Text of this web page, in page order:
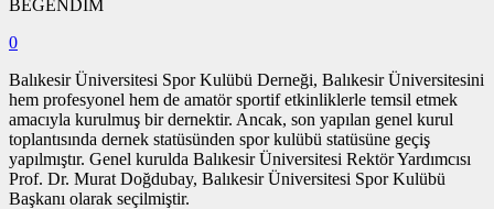
BEĞENDİM
0
Balıkesir Üniversitesi Spor Kulübü Derneği, Balıkesir Üniversitesini
hem profesyonel hem de amatör sportif etkinliklerle temsil etmek
amacıyla kurulmuş bir dernektir. Ancak, son yapılan genel kurul
toplantısında dernek statüsünden spor kulübü statüsüne geçiş
yapılmıştır. Genel kurulda Balıkesir Üniversitesi Rektör Yardımcısı
Prof. Dr. Murat Doğdubay, Balıkesir Üniversitesi Spor Kulübü
Başkanı olarak seçilmiştir.